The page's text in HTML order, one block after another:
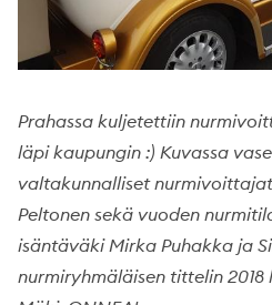
Prahassa kuljetettiin
läpi kaupungin :) Kuvassa
valtakunnalliset
Peltonen sekä vuoden
isäntäväki Mirka Puhakka ja
nurmiryhmäläisen tittelin 2018